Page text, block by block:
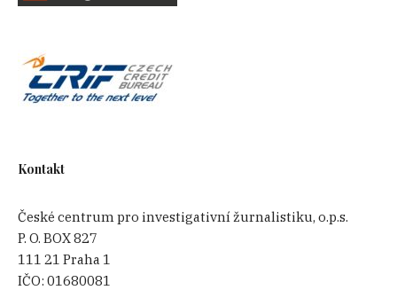
Kontakt
České centrum pro investigativní žurnalistiku, o.p.s.
P. O. BOX 827
111 21 Praha 1
IČO:01680081